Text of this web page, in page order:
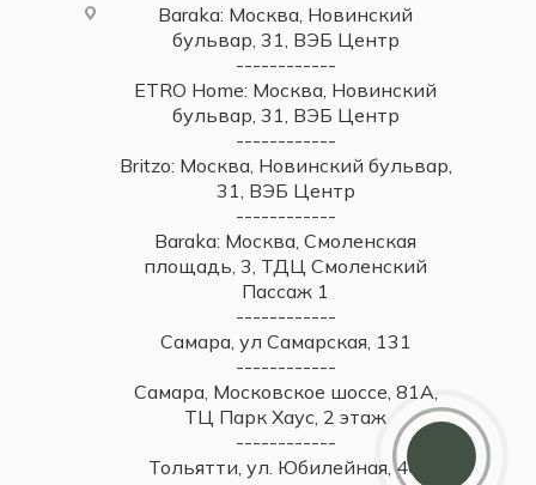
Baraka: Москва, Новинский
бульвар, 31, ВЭБ Центр
------------
ETRO Home: Москва, Новинский
бульвар, 31, ВЭБ Центр
------------
Britzo: Москва, Новинский бульвар,
31, ВЭБ Центр
------------
Baraka: Москва, Смоленская
площадь, 3, ТДЦ Смоленский
Пассаж 1
------------
Самара, ул Самарская, 131
------------
Самара, Московское шоссе, 81А,
ТЦ Парк Хаус, 2 этаж
------------
Тольятти, ул. Юбилейная, 40,